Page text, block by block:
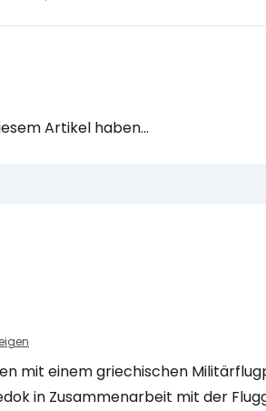
Artikel haben...
mit einem griechischen
in Zusammenarbeit mit der